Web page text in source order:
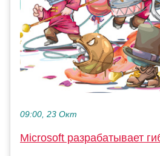
09:00, 23 Окт
Microsoft разрабатывает